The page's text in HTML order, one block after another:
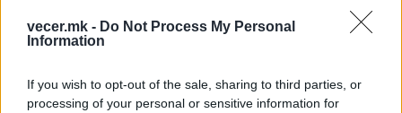
vecer.mk - Do Not Process My Personal
Information
If you wish to opt-out of the sale, sharing to third parties, or
processing of your personal or sensitive information for